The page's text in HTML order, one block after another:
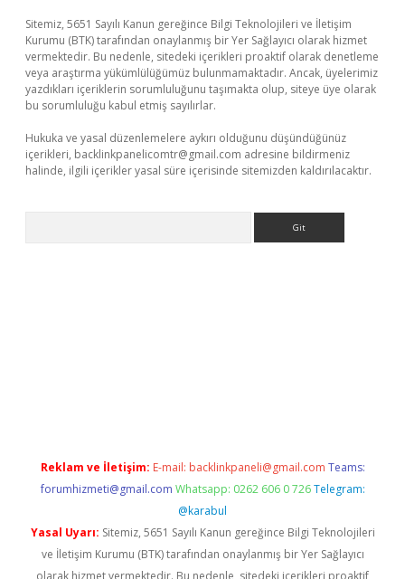
Sitemiz, 5651 Sayılı Kanun gereğince Bilgi Teknolojileri ve İletişim
Kurumu (BTK) tarafından onaylanmış bir Yer Sağlayıcı olarak hizmet
vermektedir. Bu nedenle, sitedeki içerikleri proaktif olarak denetleme
veya araştırma yükümlülüğümüz bulunmamaktadır. Ancak, üyelerimiz
yazdıkları içeriklerin sorumluluğunu taşımakta olup, siteye üye olarak
bu sorumluluğu kabul etmiş sayılırlar.
Hukuka ve yasal düzenlemelere aykırı olduğunu düşündüğünüz
içerikleri, backlinkpanelicomtr@gmail.com adresine bildirmeniz
halinde, ilgili içerikler yasal süre içerisinde sitemizden kaldırılacaktır.
Reklam ve İletişim: E-mail: backlinkpaneli@gmail.com Teams:
forumhizmeti@gmail.com Whatsapp: 0262 606 0 726 Telegram:
@karabul
Yasal Uyarı: Sitemiz, 5651 Sayılı Kanun gereğince Bilgi Teknolojileri
ve İletişim Kurumu (BTK) tarafından onaylanmış bir Yer Sağlayıcı
olarak hizmet vermektedir. Bu nedenle, sitedeki içerikleri proaktif